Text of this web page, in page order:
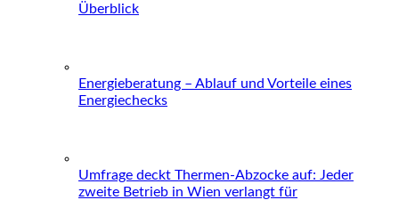
Überblick
Energieberatung – Ablauf und Vorteile eines
Energiechecks
Umfrage deckt Thermen-Abzocke auf: Jeder
zweite Betrieb in Wien verlangt für